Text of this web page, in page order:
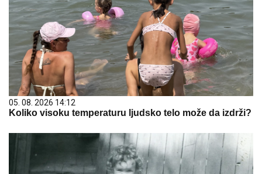
05. 08. 2026 14:12
Koliko visoku temperaturu ljudsko telo može da izdrži?